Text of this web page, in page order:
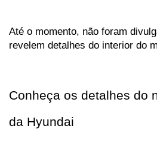
Até o momento, não foram
revelem detalhes do interior do
Conheça os detalhes do
da Hyundai